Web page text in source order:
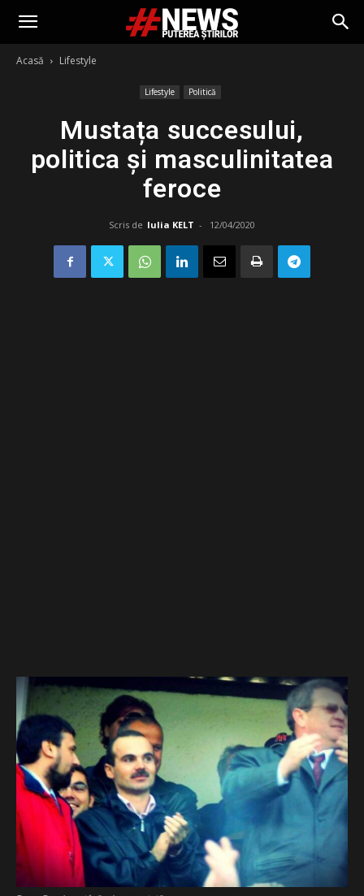
Acasă Lifestyle
Lifestyle Politică
Mustața succesului,
politica și masculinitatea
feroce
Scris de Iulia KELT - 12/04/2020